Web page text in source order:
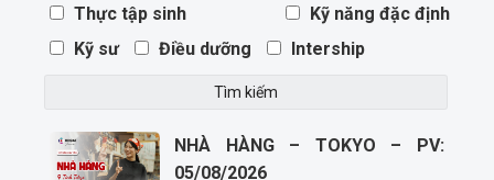
Thực tập sinh
Kỹ năng đặc định
Kỹ sư
Điều dưỡng Intership
NHÀ HÀNG – TOKYO – PV:
05/08/2026